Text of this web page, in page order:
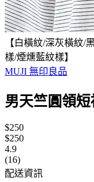
【白橫紋/深灰橫紋/
樣/煙燻藍紋樣】
MUJI 無印良品
男天竺圓領短
$250
$250
4.9
(16)
配送資訊